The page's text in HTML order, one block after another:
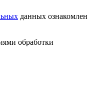
данных ознакомлен
обработки